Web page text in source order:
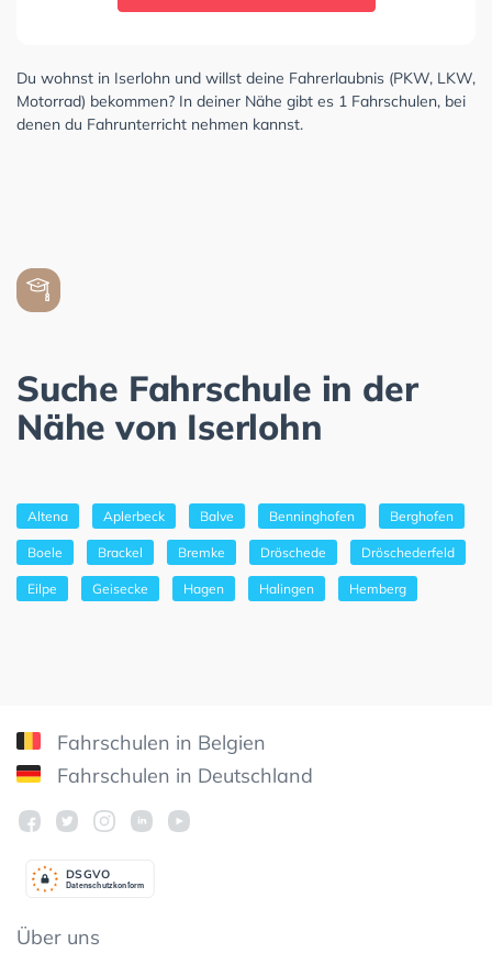
Du wohnst in Iserlohn und willst deine Fahrerlaubnis (PKW, LKW,
Motorrad) bekommen? In deiner Nähe gibt es 1 Fahrschulen, bei
denen du Fahrunterricht nehmen kannst.
Suche Fahrschule in der
Nähe von Iserlohn
Altena Aplerbeck Balve Benninghofen Berghofen
Boele Brackel Bremke Dröschede Dröschederfeld
Eilpe Geisecke Hagen Halingen Hemberg
Fahrschulen in Belgien
Fahrschulen in Deutschland
Datenschutzkonform
DSGVO
Über uns